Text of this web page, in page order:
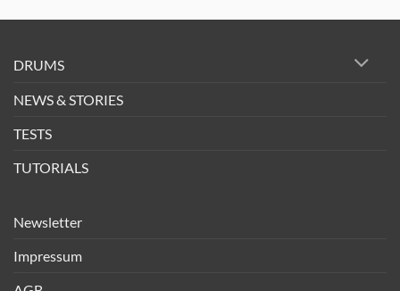
DRUMS
NEWS & STORIES
TESTS
TUTORIALS
Newsletter
Impressum